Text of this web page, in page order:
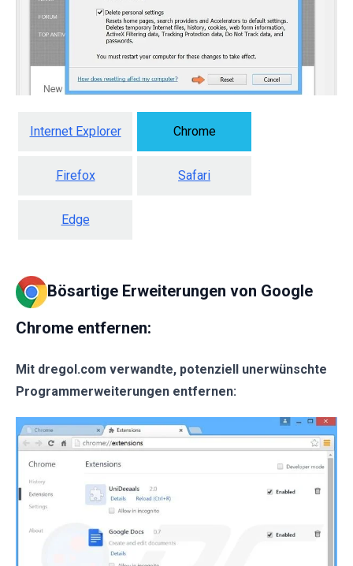
Internet Explorer Chrome
Firefox Safari
Edge
Bösartige Erweiterungen von Google
Chrome entfernen:
Mit dregol.com verwandte, potenziell unerwünschte
Programmerweiterungen entfernen: